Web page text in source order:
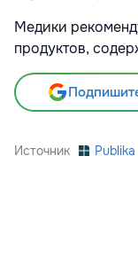
Медики
продуктов,
Источник Publika